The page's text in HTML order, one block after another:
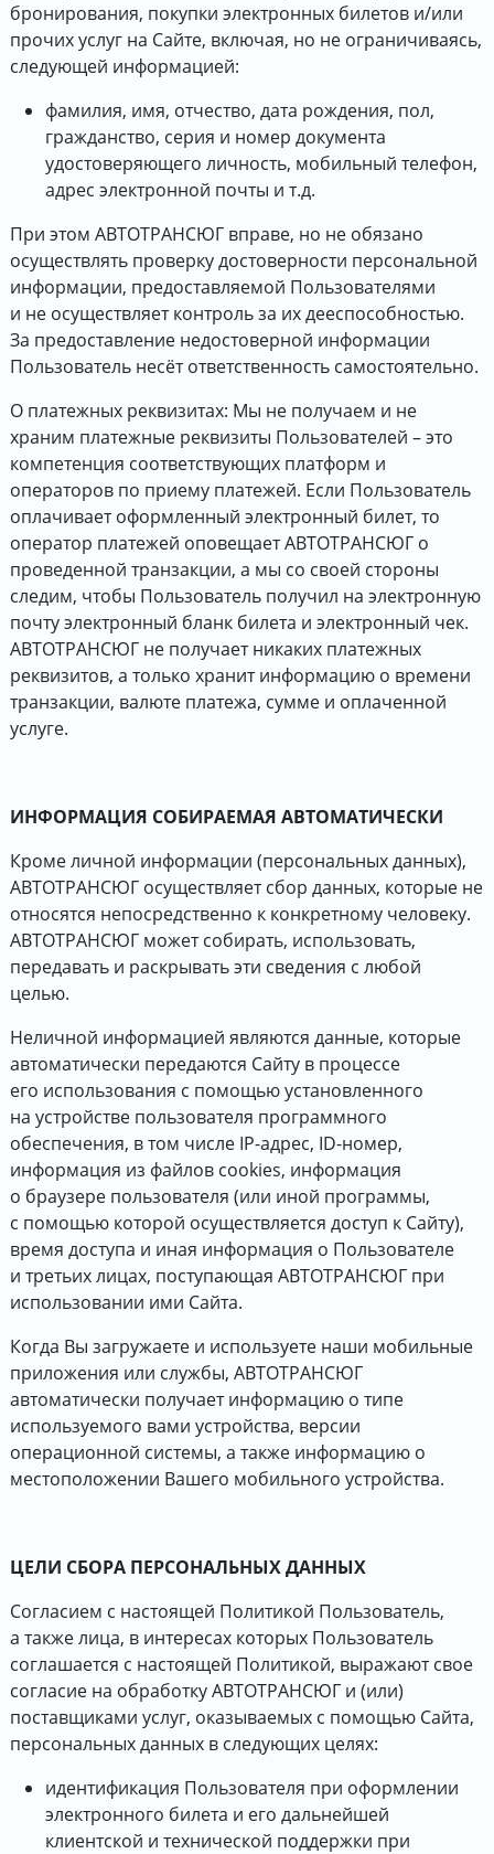
бронирования, покупки электронных билетов и/или
прочих услуг на Сайте, включая, но не ограничиваясь,
следующей информацией:
фамилия, имя, отчество, дата рождения, пол,
гражданство, серия и номер документа
удостоверяющего личность, мобильный телефон,
адрес электронной почты и т.д.
При этом АВТОТРАНСЮГ вправе, но не обязано
осуществлять проверку достоверности персональной
информации, предоставляемой Пользователями
и не осуществляет контроль за их дееспособностью.
За предоставление недостоверной информации
Пользователь несёт ответственность самостоятельно.
О платежных реквизитах: Мы не получаем и не
храним платежные реквизиты Пользователей – это
компетенция соответствующих платформ и
операторов по приему платежей. Если Пользователь
оплачивает оформленный электронный билет, то
оператор платежей оповещает АВТОТРАНСЮГ о
проведенной транзакции, а мы со своей стороны
следим, чтобы Пользователь получил на электронную
почту электронный бланк билета и электронный чек.
АВТОТРАНСЮГ не получает никаких платежных
реквизитов, а только хранит информацию о времени
транзакции, валюте платежа, сумме и оплаченной
услуге.
ИНФОРМАЦИЯ СОБИРАЕМАЯ АВТОМАТИЧЕСКИ
Кроме личной информации (персональных данных),
АВТОТРАНСЮГ осуществляет сбор данных, которые не
относятся непосредственно к конкретному человеку.
АВТОТРАНСЮГ может собирать, использовать,
передавать и раскрывать эти сведения с любой
целью.
Неличной информацией являются данные, которые
автоматически передаются Сайту в процессе
его использования с помощью установленного
на устройстве пользователя программного
обеспечения, в том числе IP-адрес, ID-номер,
информация из файлов cookies, информация
о браузере пользователя (или иной программы,
с помощью которой осуществляется доступ к Сайту),
время доступа и иная информация о Пользователе
и третьих лицах, поступающая АВТОТРАНСЮГ при
использовании ими Сайта.
Когда Вы загружаете и используете наши мобильные
приложения или службы, АВТОТРАНСЮГ
автоматически получает информацию о типе
используемого вами устройства, версии
операционной системы, а также информацию о
местоположении Вашего мобильного устройства.
ЦЕЛИ СБОРА ПЕРСОНАЛЬНЫХ ДАННЫХ
Согласием с настоящей Политикой Пользователь,
а также лица, в интересах которых Пользователь
соглашается с настоящей Политикой, выражают свое
согласие на обработку АВТОТРАНСЮГ и (или)
поставщиками услуг, оказываемых с помощью Сайта,
персональных данных в следующих целях:
идентификация Пользователя при оформлении
электронного билета и его дальнейшей
клиентской и технической поддержки при